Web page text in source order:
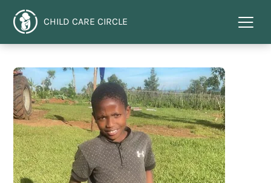
CHILD CARE CIRCLE
Menu